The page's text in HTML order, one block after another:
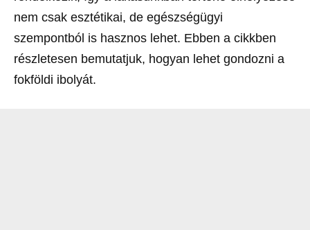
nem csak esztétikai, de egészségügyi
szempontból is hasznos lehet. Ebben a cikkben
részletesen bemutatjuk, hogyan lehet gondozni a
fokföldi ibolyát.